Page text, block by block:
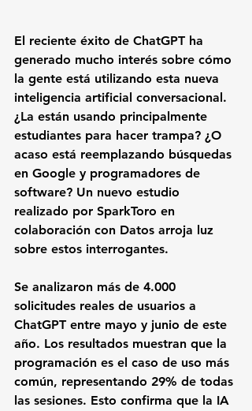
El reciente éxito de ChatGPT ha
generado mucho interés sobre cómo
la gente está utilizando esta nueva
inteligencia artificial conversacional.
¿La están usando principalmente
estudiantes para hacer trampa? ¿O
acaso está reemplazando búsquedas
en Google y programadores de
software? Un nuevo estudio
realizado por SparkToro en
colaboración con Datos arroja luz
sobre estos interrogantes.
Se analizaron más de 4.000
solicitudes reales de usuarios a
ChatGPT entre mayo y junio de este
año. Los resultados muestran que la
programación es el caso de uso más
común, representando 29% de todas
las sesiones. Esto confirma que la IA